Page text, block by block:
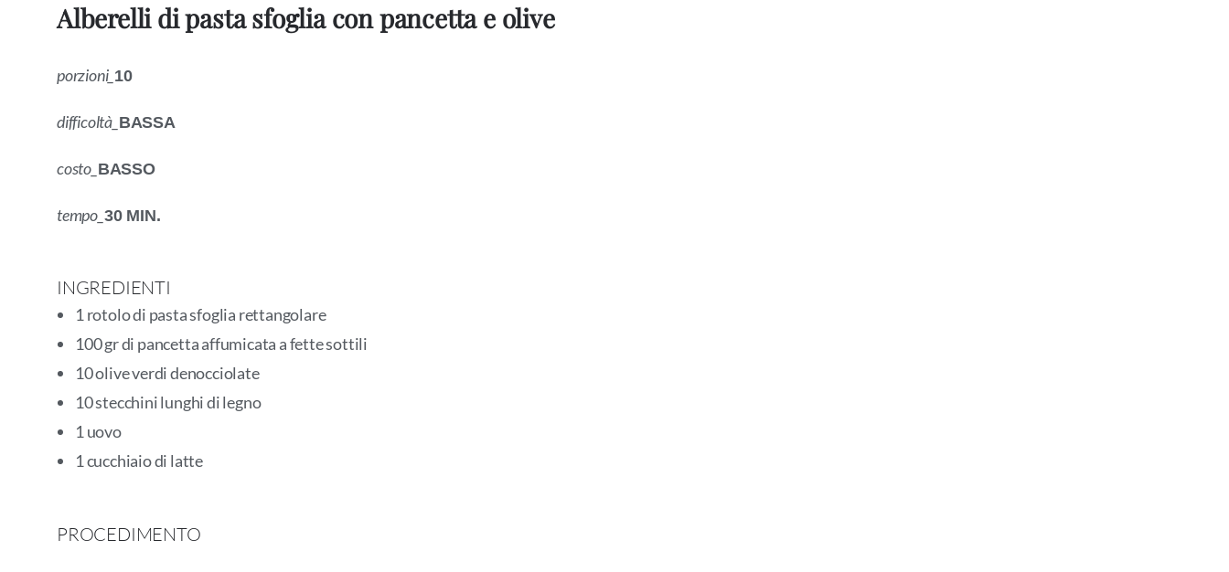
Alberelli di pasta sfoglia con pancetta e olive
porzioni_ 10
difficoltà_ BASSA
costo_ BASSO
tempo_ 30 MIN.
INGREDIENTI
1 rotolo di pasta sfoglia rettangolare
100 gr di pancetta affumicata a fette sottili
10 olive verdi denocciolate
10 stecchini lunghi di legno
1 uovo
1 cucchiaio di latte
PROCEDIMENTO